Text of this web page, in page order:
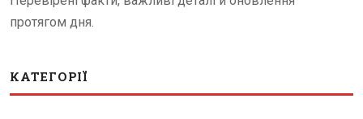
протягом дня.
КАТЕГОРІЇ